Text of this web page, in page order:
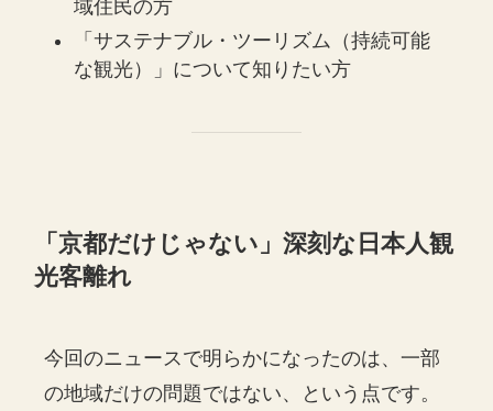
域住民の方
「サステナブル・ツーリズム（持続可能
な観光）」について知りたい方
「京都だけじゃない」深刻な日本人観
光客離れ
今回のニュースで明らかになったのは、一部
の地域だけの問題ではない、という点です。